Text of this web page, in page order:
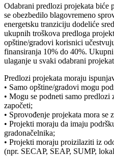
Odabrani predlozi projekata biće
se obezbedilo blagovremeno
energetsku tranziciju dodeliće
ukupnih troškova predloga
opštine/gradovi korisnici
finansiranja 10% do 40%.
ulaganje u svaki odabrani
Predlozi projekata moraju
• Samo opštine/gradovi mogu
• Mogu se podneti samo
započeti;
• Sprovođenje projekata mora se
• Projekti moraju da imaju
gradonačelnika;
• Projekti moraju proizilaziti iz
(npr. SECAP, SEAP, SUMP,